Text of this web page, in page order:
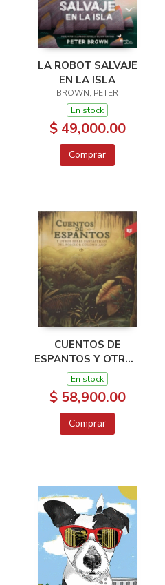
LA ROBOT SALVAJE
EN LA ISLA
BROWN, PETER
En stock
$ 49,000.00
Comprar
CUENTOS DE
ESPANTOS Y OTROS
SERE FANTÁSTICOS
DEL FOLCLOR
COLOMBIANO
En stock
$ 58,900.00
Comprar